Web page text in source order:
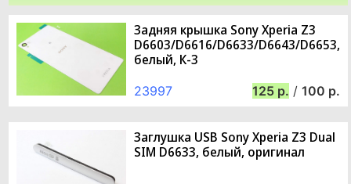
Задняя крышка Sony Xperia Z3
D6603/D6616/D6633/D6643/D6653,
белый, К-3
23997 125 / 100
Заглушка USB Sony Xperia Z3 Dual
SIM D6633, белый, оригинал